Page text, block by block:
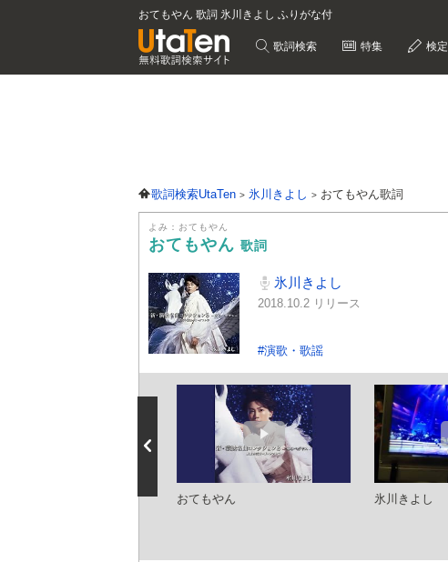
おてもやん 歌詞 氷川きよし ふりがな付
歌詞検索 特集 検定
歌詞検索UtaTen 氷川きよし おてもやん歌詞
よみ：おてもやん
おてもやん 歌詞
氷川きよし
2018.10.2 リリース
#演歌・歌謡
おてもやん 氷川きよし